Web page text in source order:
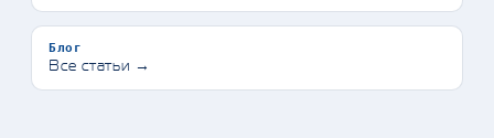
Блог
Все статьи →